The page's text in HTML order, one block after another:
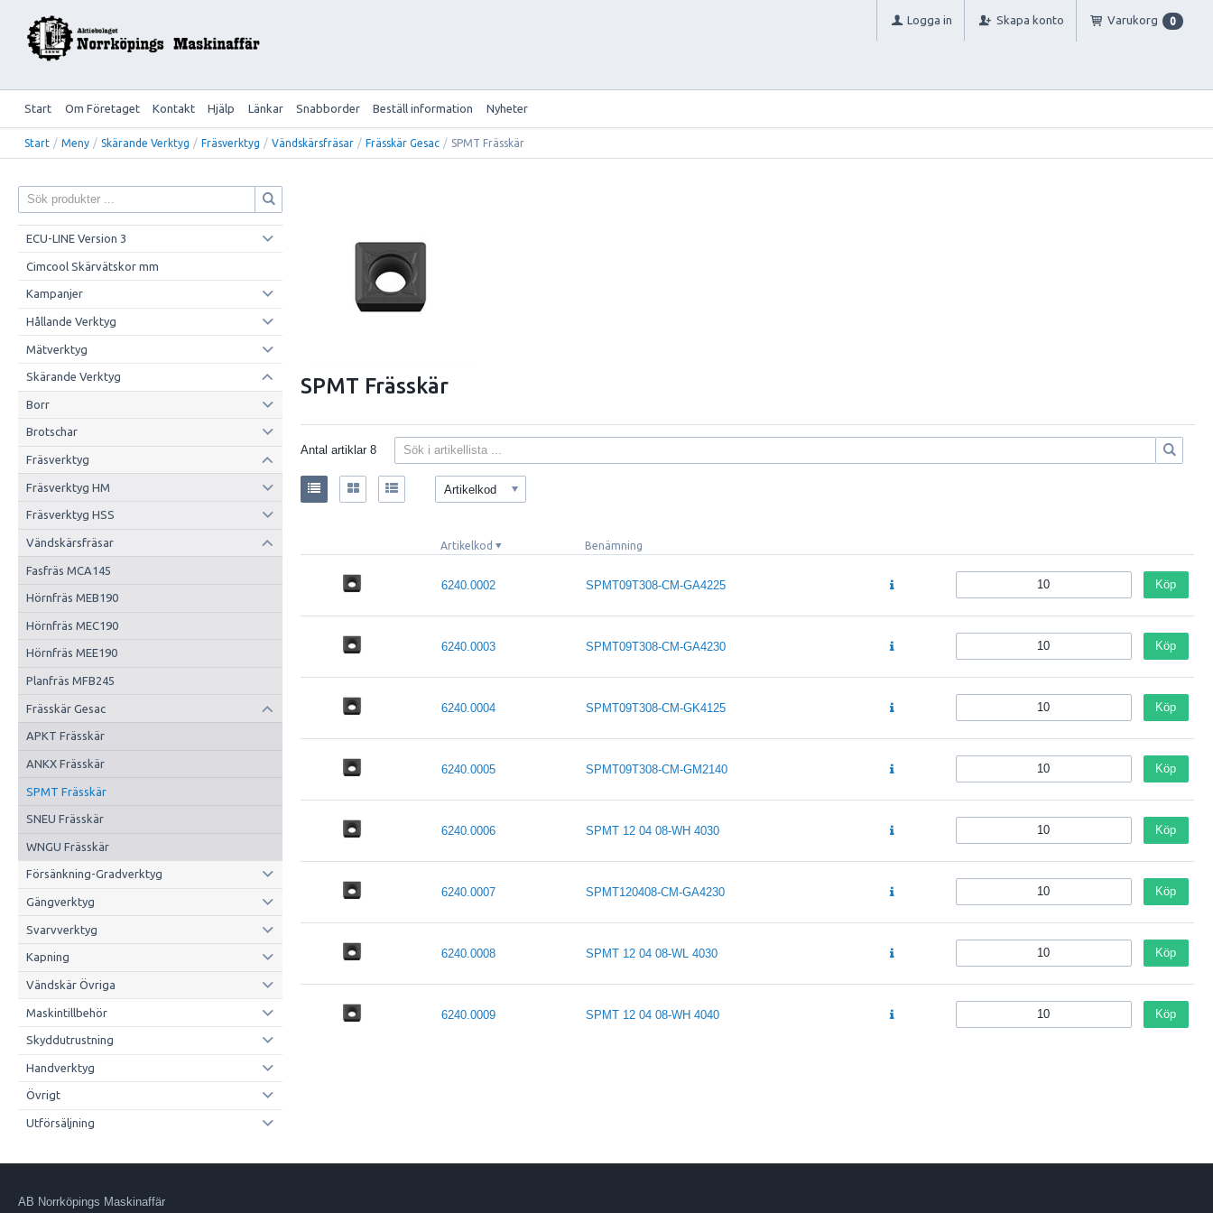
Logga in Skapa konto Varukorg 0
Start Om Företaget Kontakt Hjälp Länkar Snabborder Beställ information Nyheter
Start / Meny / Skärande Verktyg / Fräsverktyg / Vändskärsfräsar / Frässkär Gesac / SPMT Frässkär
ECU-LINE Version 3
Cimcool Skärvätskor mm
Kampanjer
Hållande Verktyg
Mätverktyg
Skärande Verktyg
Borr
Brotschar
Fräsverktyg
Fräsverktyg HM
Fräsverktyg HSS
Vändskärsfräsar
Fasfräs MCA145
Hörnfräs MEB190
Hörnfräs MEC190
Hörnfräs MEE190
Planfräs MFB245
Frässkär Gesac
APKT Frässkär
ANKX Frässkär
SPMT Frässkär
SNEU Frässkär
WNGU Frässkär
Försänkning-Gradverktyg
Gängverktyg
Svarvverktyg
Kapning
Vändskär Övriga
Maskintillbehör
Skyddutrustning
Handverktyg
Övrigt
Utförsäljning
SPMT Frässkär
Antal artiklar8
Artikelkod
Artikelkod Benämning
6240.0002 SPMT09T308-CM-GA4225 Köp
6240.0003 SPMT09T308-CM-GA4230 Köp
6240.0004 SPMT09T308-CM-GK4125 Köp
6240.0005 SPMT09T308-CM-GM2140 Köp
6240.0006 SPMT 12 04 08-WH 4030 Köp
6240.0007 SPMT120408-CM-GA4230 Köp
6240.0008 SPMT 12 04 08-WL 4030 Köp
6240.0009 SPMT 12 04 08-WH 4040 Köp
AB Norrköpings Maskinaffär